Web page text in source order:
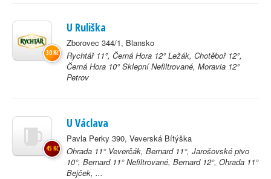
U Ruliška
Zborovec 344/1, Blansko
Rychtář 11°, Černá Hora 12° Ležák, Chotěboř 12°,
Černá Hora 10° Sklepní Nefiltrované, Moravia 12°
Petrov
30 Kč
U Václava
Pavla Perky 390, Veverská Bítýška
Ohrada 11° Veverčák, Bernard 11°, Jarošovské pivo
10°, Bernard 11° Nefiltrované, Bernard 12°, Ohrada 11°
Bejček, ...
45 Kč